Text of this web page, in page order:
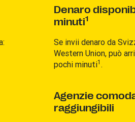
Denaro
minuti1
Se invii denaro da
Western Union, può
pochi minuti1 .
Agenzie
raggiungibili